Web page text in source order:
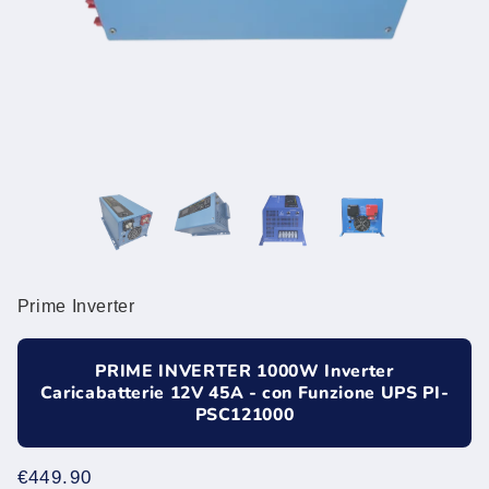
Prime Inverter
PRIME INVERTER 1000W Inverter
Caricabatterie 12V 45A - con Funzione UPS PI-
PSC121000
Prezzo
€449.90